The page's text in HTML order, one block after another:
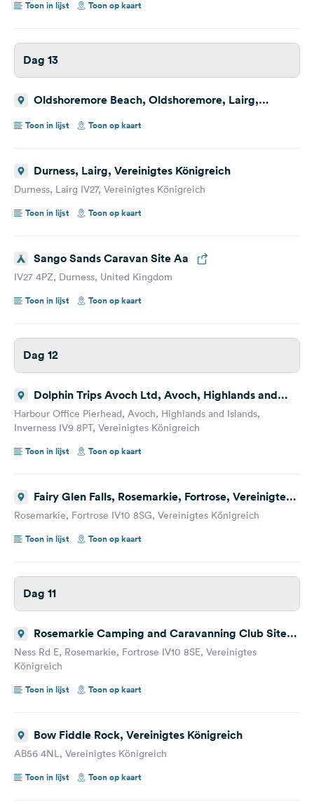
Toon in lijst Toon op kaart
Dag 13
Oldshoremore Beach, Oldshoremore, Lairg,
Toon in lijst Toon op kaart
Durness, Lairg, Vereinigtes Königreich
Durness, Lairg IV27, Vereinigtes Königreich
Toon in lijst
Toon op kaart
Sango Sands Caravan Site Aa
IV27 4PZ, Durness, United Kingdom
Toon in lijst
Toon op kaart
Dag 12
Dolphin Trips Avoch Ltd, Avoch, Highlands and
Islands, Inverness, Vereinigtes Königreich
Harbour Office Pierhead, Avoch, Highlands and Islands,
Inverness IV9 8PT, Vereinigtes Königreich
Toon in lijst
Toon op kaart
Fairy Glen Falls, Rosemarkie, Fortrose, Vereinigtes
Königreich
Rosemarkie, Fortrose IV10 8SG, Vereinigtes Königreich
Toon in lijst
Toon op kaart
Dag 11
Rosemarkie Camping and Caravanning Club Site,
Ness Road East, Rosemarkie, Fortrose, Vereinigtes
Königreich
Ness Rd E, Rosemarkie, Fortrose IV10 8SE, Vereinigtes
Königreich
Toon in lijst
Toon op kaart
Bow Fiddle Rock, Vereinigtes Königreich
AB56 4NL, Vereinigtes Königreich
Toon in lijst
Toon op kaart